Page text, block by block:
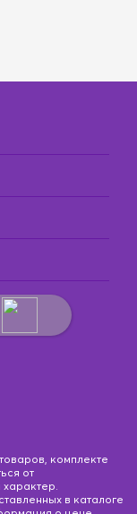
комплекте
от
характер.
в каталоге